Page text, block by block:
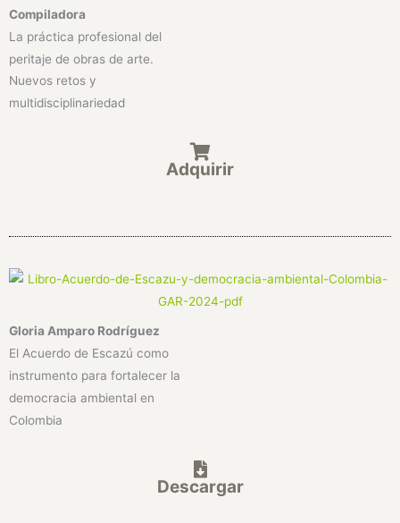
Compiladora
La práctica profesional del
peritaje de obras de arte.
Nuevos retos y
multidisciplinariedad
Adquirir
Gloria Amparo Rodríguez
El Acuerdo de Escazú como
instrumento para fortalecer la
democracia ambiental en
Colombia
Descargar